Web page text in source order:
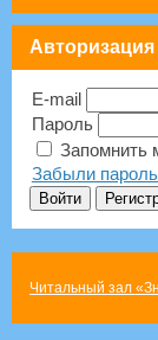
Авторизация
E-mail
Пароль
Запомнить
Забыли
Читальный зал